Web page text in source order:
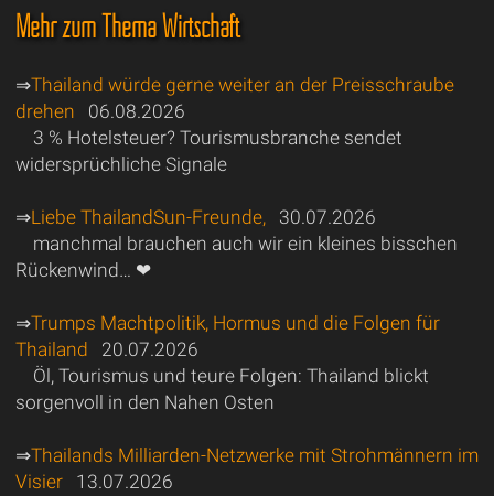
Mehr zum Thema Wirtschaft
⇒Thailand würde gerne weiter an der Preisschraube
drehen 06.08.2026
3 % Hotelsteuer? Tourismusbranche sendet
widersprüchliche Signale
⇒Liebe ThailandSun-Freunde,30.07.2026
manchmal brauchen auch wir ein kleines bisschen
Rückenwind… ❤
⇒Trumps Machtpolitik, Hormus und die Folgen für
Thailand 20.07.2026
Öl, Tourismus und teure Folgen: Thailand blickt
sorgenvoll in den Nahen Osten
⇒Thailands Milliarden-Netzwerke mit Strohmännern im
Visier13.07.2026